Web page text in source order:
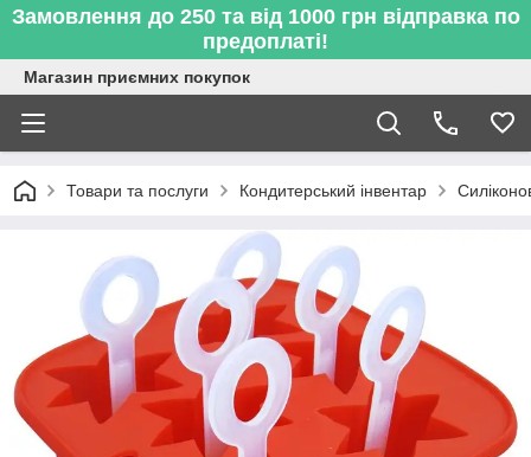
Замовлення до 250 та від 1000 грн відправка по
предоплаті!
Магазин приємних покупок
Товари та послуги Кондитерський інвентар